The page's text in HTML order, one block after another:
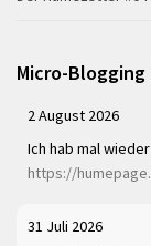
Micro-Blogging
2 August 2026
Ich hab mal
https://
31 Juli 2026